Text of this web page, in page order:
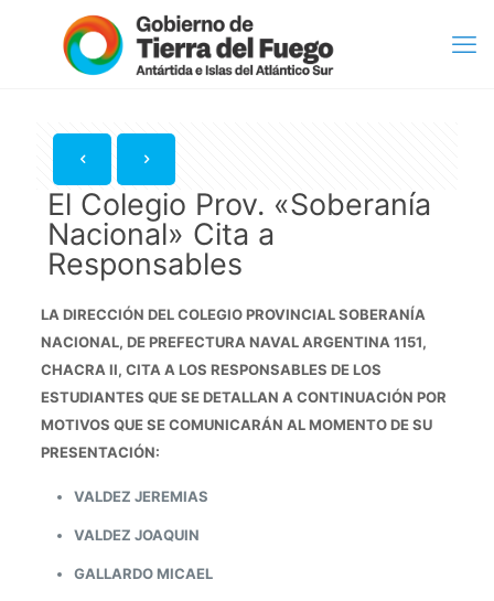
El Colegio Prov. «Soberanía
Nacional» Cita a
Responsables
LA DIRECCIÓN DEL COLEGIO PROVINCIAL SOBERANÍA
NACIONAL, DE PREFECTURA NAVAL ARGENTINA 1151,
CHACRA II, CITA A LOS RESPONSABLES DE LOS
ESTUDIANTES QUE SE DETALLAN A CONTINUACIÓN POR
MOTIVOS QUE SE COMUNICARÁN AL MOMENTO DE SU
PRESENTACIÓN:
VALDEZ JEREMIAS
VALDEZ JOAQUIN
GALLARDO MICAEL